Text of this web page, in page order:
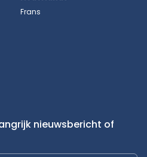
Frans
nieuwsbericht of